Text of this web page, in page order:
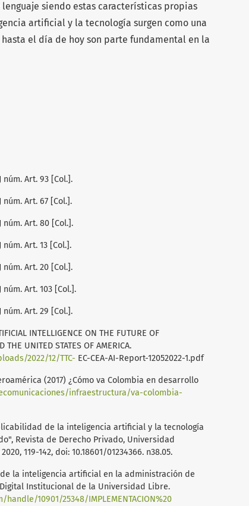
siendo estas características propias
artificial y la tecnología surgen como una
el día de hoy son parte fundamental en la
núm. Art. 93 [Col.].
Art. 67 [Col.].
núm. Art. 80 [Col.].
Art. 13 [Col.].
núm. Art. 20 [Col.].
Art. 103 [Col.].
núm. Art. 29 [Col.].
INTELLIGENCE ON THE FUTURE OF
UNITED STATES OF AMERICA.
2022/12/TTC- EC-CEA-AI-Report-12052022-1.pdf
(2017) ¿Cómo va Colombia en desarrollo
infraestructura/va-colombia-
de la inteligencia artificial y la tecnología
Revista de Derecho Privado, Universidad
119-142, doi: 10.18601/01234366. n38.05.
de la inteligencia artificial en la administración de
Institucional de la Universidad Libre.
10901/25348/IMPLEMENTACION%20